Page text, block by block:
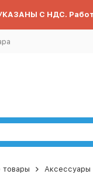
С НДС.
товары Аксессуары